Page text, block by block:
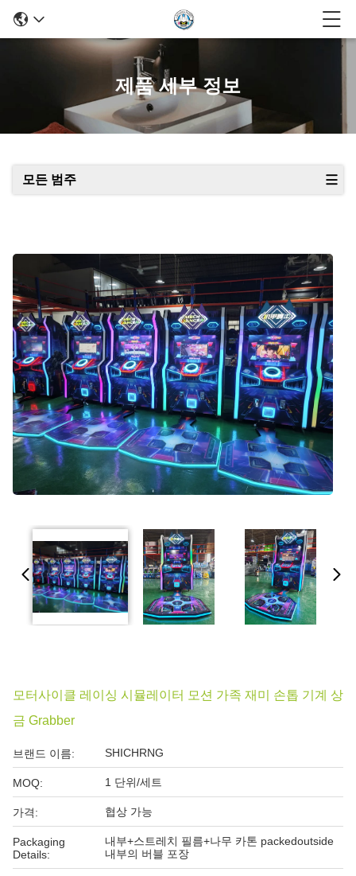
제품 세부 정보
모든 범주
모터사이클 레이싱 시뮬레이터 모션 가족 재미 손톱 기계 상
금 Grabber
브랜드 이름: SHICHRNG
MOQ: 1 단위/세트
가격: 협상 가능
Packaging
Details:
내부+스트레치 필름+나무 카톤 packedoutside
내부의 버블 포장